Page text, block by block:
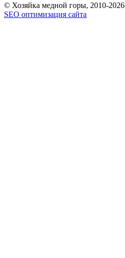
© Хозяйка медной горы, 2010-2026
SEO оптимизация сайта